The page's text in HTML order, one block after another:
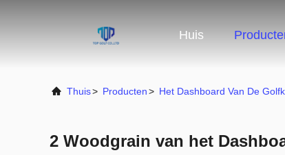
Huis
Thuis> Producten> Het Dashboard Van De
2 Woodgrain van het